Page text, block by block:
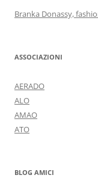
Branka Donassy,
ASSOCIAZIONI
AERADO
ALO
AMAO
ATO
BLOG AMICI